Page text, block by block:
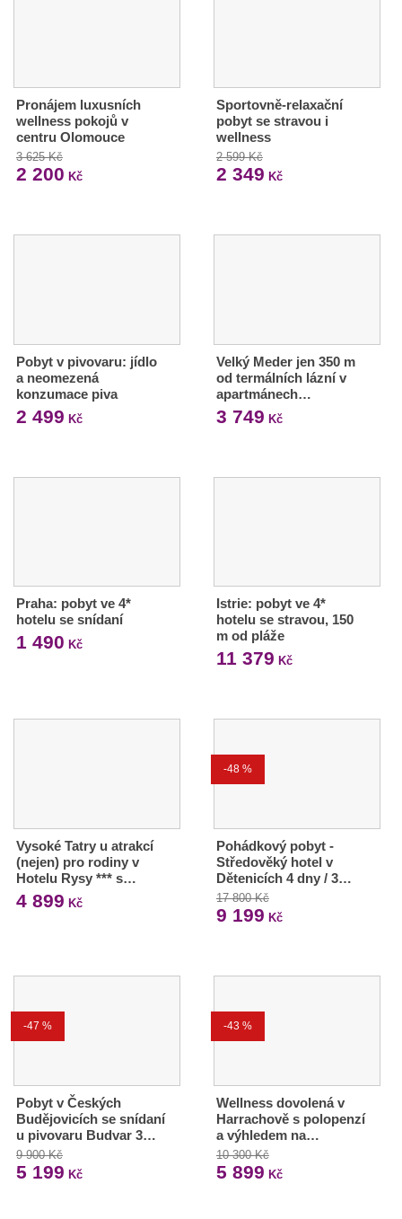
Pronájem luxusních
wellness pokojů v
centru Olomouce
3 625 Kč
2 200 Kč
Sportovně-relaxační
pobyt se stravou i
wellness
2 599 Kč
2 349 Kč
Pobyt v pivovaru: jídlo
a neomezená
konzumace piva
2 499 Kč
Velký Meder jen 350 m
od termálních lázní v
apartmánech…
3 749 Kč
Praha: pobyt ve 4*
hotelu se snídaní
1 490 Kč
Istrie: pobyt ve 4*
hotelu se stravou, 150
m od pláže
11 379 Kč
Vysoké Tatry u atrakcí
(nejen) pro rodiny v
Hotelu Rysy *** s…
4 899 Kč
-48 %
Pohádkový pobyt -
Středověký hotel v
Dětenicích 4 dny / 3…
17 800 Kč
9 199 Kč
-47 %
Pobyt v Českých
Budějovicích se snídaní
u pivovaru Budvar 3…
9 900 Kč
5 199 Kč
-43 %
Wellness dovolená v
Harrachově s polopenzí
a výhledem na…
10 300 Kč
5 899 Kč